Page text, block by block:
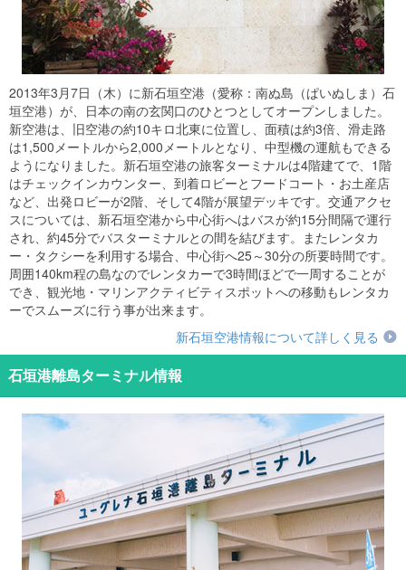
2013年3月7日（木）に新石垣空港（愛称：南ぬ島（ぱいぬしま）石
垣空港）が、日本の南の玄関口のひとつとしてオープンしました。
新空港は、旧空港の約10キロ北東に位置し、面積は約3倍、滑走路
は1,500メートルから2,000メートルとなり、中型機の運航もできる
ようになりました。新石垣空港の旅客ターミナルは4階建てで、1階
はチェックインカウンター、到着ロビーとフードコート・お土産店
など、出発ロビーが2階、そして4階が展望デッキです。交通アクセ
スについては、新石垣空港から中心街へはバスが約15分間隔で運行
され、約45分でバスターミナルとの間を結びます。またレンタカ
ー・タクシーを利用する場合、中心街へ25～30分の所要時間です。
周囲140km程の島なのでレンタカーで3時間ほどで一周することが
でき、観光地・マリンアクティビティスポットへの移動もレンタカ
ーでスムーズに行う事が出来ます。
新石垣空港情報について詳しく見る
石垣港離島ターミナル情報